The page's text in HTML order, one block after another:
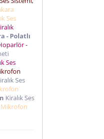
Ses
- Polatlı
-
Ses
Ses
Kiralık Ses
Mikrofon